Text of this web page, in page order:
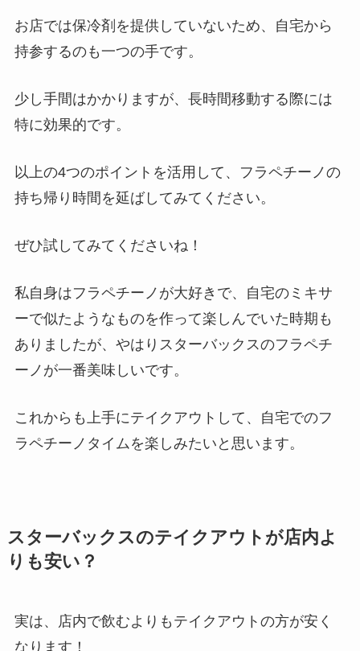
お店では保冷剤を提供していないため、自宅から
持参するのも一つの手です。
少し手間はかかりますが、長時間移動する際には
特に効果的です。
以上の4つのポイントを活用して、フラペチーノの
持ち帰り時間を延ばしてみてください。
ぜひ試してみてくださいね！
私自身はフラペチーノが大好きで、自宅のミキサ
ーで似たようなものを作って楽しんでいた時期も
ありましたが、やはりスターバックスのフラペチ
ーノが一番美味しいです。
これからも上手にテイクアウトして、自宅でのフ
ラペチーノタイムを楽しみたいと思います。
スターバックスのテイクアウトが店内よ
りも安い？
実は、店内で飲むよりもテイクアウトの方が安く
なります！